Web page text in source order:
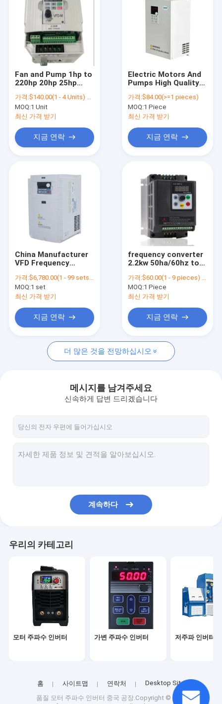
상품
회사 소개
연락처
가변 주파수 인버터
저주파 인버터
3상 인버터
태양 열펌프 인버터
인버터 AC 리액터
AC 서보 모터
HMI 터치 스크린
스테퍼 모터 드라이브
Fan and Pump 1hp to
220hp 20hp 25hp
Inverter Factory
Manufacturer 220V
1.5kw 2.2kw Single
Chinese Inverter
가격:$140.00(1 - 4 Units) $130.00(>=5 Units)
MOQ:1 Unit
최신 가격 받기
지금 연락
Electric Motors And
Pumps High Quality
415V 3 Phase To
Single Phase Power
Frequency Converter
가격:$84.00(>=1 pieces)
MOQ:1 Piece
최신 가격 받기
지금 연락
China Manufacturer
VFD Frequency
11kW 220V 380V
Single Phase to 3
Phase Converter
655*377*297MM
가격:$6,780.00(1 - 99 sets) $288.00(>=100 sets)
MOQ:1 set
최신 가격 받기
지금 연락
frequency converter
2.2kw 50ha/60hz to
400hz variable speed
drive inverter 115 150
mm
가격:$60.00(1 - 9 pieces) $55.00(>=10 pieces)
MOQ:1 Piece
최신 가격 받기
지금 연락
더 많은 것을 전망하십시오
메시지를 남겨주세요
신속하게 답변 드리겠습니다
계속하다
우리의 카테고리
모터 주파수 인버터 가변 주파수 인버터 저주파 인버터
홈 사이트맵 연락처 Desktop Site
품질 모터 주파수 인버터 중국 공장.Copyright © 2025